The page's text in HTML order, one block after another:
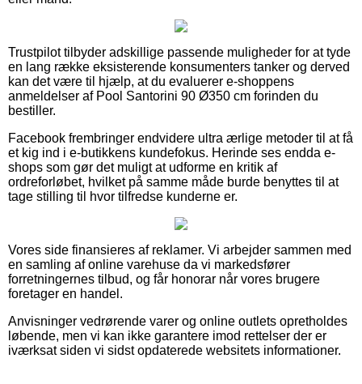
Trustpilot tilbyder adskillige passende muligheder for at tyde
en lang række eksisterende konsumenters tanker og derved
kan det være til hjælp, at du evaluerer e-shoppens
anmeldelser af Pool Santorini 90 Ø350 cm forinden du
bestiller.
Facebook frembringer endvidere ultra ærlige metoder til at få
et kig ind i e-butikkens kundefokus. Herinde ses endda e-
shops som gør det muligt at udforme en kritik af
ordreforløbet, hvilket på samme måde burde benyttes til at
tage stilling til hvor tilfredse kunderne er.
Vores side finansieres af reklamer. Vi arbejder sammen med
en samling af online varehuse da vi markedsfører
forretningernes tilbud, og får honorar når vores brugere
foretager en handel.
Anvisninger vedrørende varer og online outlets opretholdes
løbende, men vi kan ikke garantere imod rettelser der er
iværksat siden vi sidst opdaterede websitets informationer.